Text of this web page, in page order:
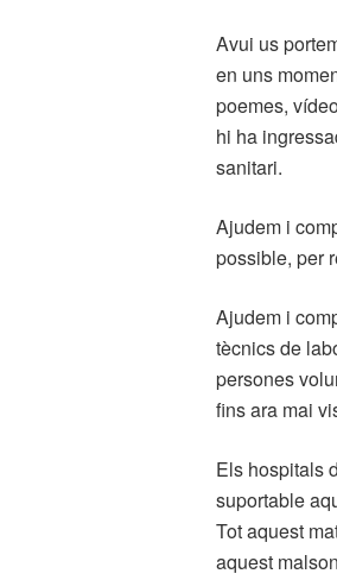
Avui us
en uns
poemes,
hi ha
sanitari.
Ajudem i
possible, per
Ajudem i
tècnics de
persones
fins ara mai
Els hospitals
suportable
Tot aquest
aquest